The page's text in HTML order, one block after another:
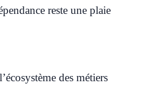
reste une plaie
des métiers